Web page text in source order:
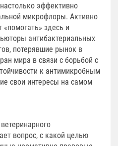
эффективно
микрофлоры. Активно
здесь и
антибактериальных
потерявшие рынок в
мира в связи с борьбой с
к антимикробным
свои интересы на самом
вопрос, с какой целью